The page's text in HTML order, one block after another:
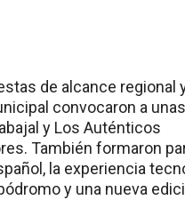
de alcance regional
convocaron a unas
y Los Auténticos
También formaron
la experiencia
y una nueva